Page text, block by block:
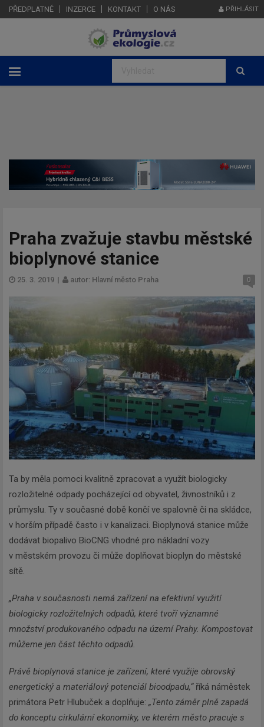
PŘEDPLATNÉ INZERCE KONTAKT O NÁS PŘIHLÁSIT
Praha zvažuje stavbu městské
bioplynové stanice
25. 3. 2019 | autor: Hlavní město Praha 0
Ta by měla pomoci kvalitně zpracovat a využít biologicky
rozložitelné odpady pocházející od obyvatel, živnostníků i z
průmyslu. Ty v současné době končí ve spalovně či na skládce,
v horším případě často i v kanalizaci. Bioplynová stanice může
dodávat biopalivo BioCNG vhodné pro nákladní vozy
v městském provozu či může doplňovat bioplyn do městské
sítě.
„Praha v současnosti nemá zařízení na efektivní využití
biologicky rozložitelných odpadů, které tvoří významné
množství produkovaného odpadu na území Prahy. Kompostovat
můžeme jen část těchto odpadů.
Právě bioplynová stanice je zařízení, které využije obrovský
energetický a materiálový potenciál bioodpadu,“ říká náměstek
primátora Petr Hlubuček a doplňuje: „Tento záměr plně zapadá
do konceptu cirkulární ekonomiky, ve kterém město pracuje s